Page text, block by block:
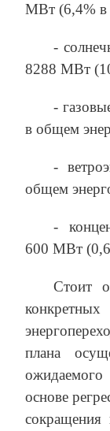
МВт (6,4% в
-
8288 МВт
-
в общем
-
общем
-
600 МВт
Стоит
плана
основе